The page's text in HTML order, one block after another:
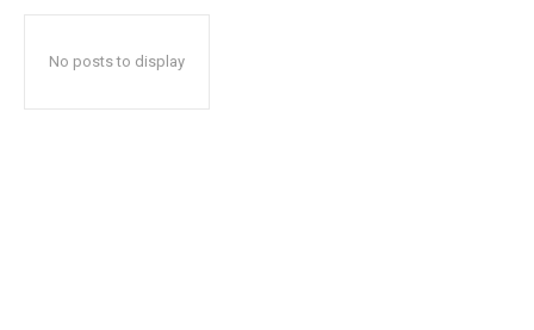
No posts to display